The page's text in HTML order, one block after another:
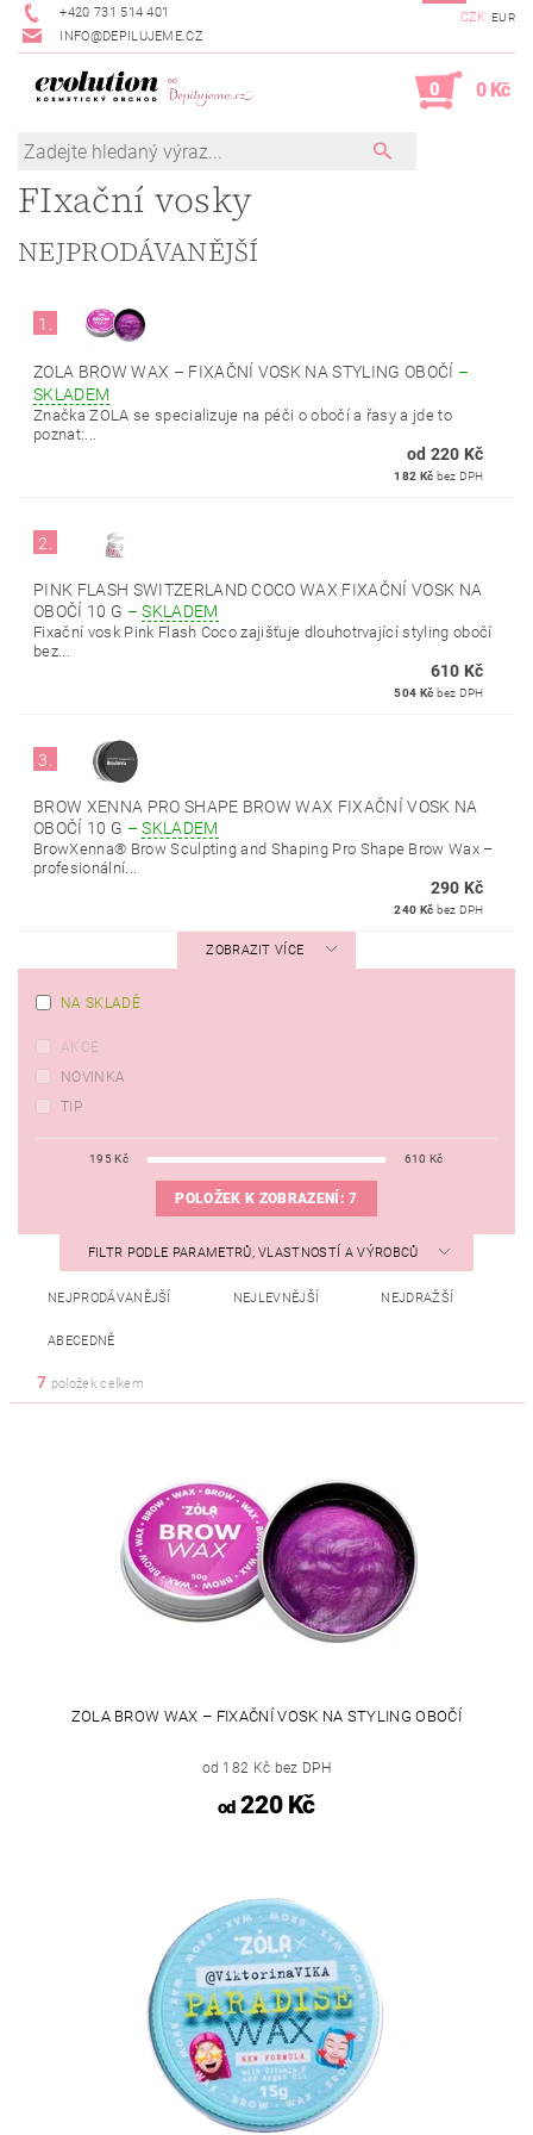
+420 731 514 401
INFO@DEPILUJEME.CZ
CZK EUR
0 0 Kč
FIxační vosky
NEJPRODÁVANĚJŠÍ
1.
ZOLA BROW WAX – FIXAČNÍ VOSK NA STYLING OBOČÍ –
SKLADEM
Značka ZOLA se specializuje na péči o obočí a řasy a jde to
poznat:...
od 220 Kč
182 Kč bez DPH
2.
PINK FLASH SWITZERLAND COCO WAX FIXAČNÍ VOSK NA
OBOČÍ 10 G –SKLADEM
Fixační vosk Pink Flash Coco zajišťuje dlouhotrvající styling obočí
bez...
610 Kč
504 Kč bez DPH
3.
BROW XENNA PRO SHAPE BROW WAX FIXAČNÍ VOSK NA
OBOČÍ 10 G –SKLADEM
BrowXenna® Brow Sculpting and Shaping Pro Shape Brow Wax –
profesionální...
290 Kč
240 Kč bez DPH
ZOBRAZIT VÍCE
NA SKLADĚ
AKCE
NOVINKA
TIP
195Kč 610 Kč
POLOŽEK K ZOBRAZENÍ:7
FILTR PODLE PARAMETRŮ, VLASTNOSTÍ A VÝROBCŮ
NEJPRODÁVANĚJŠÍ NEJLEVNĚJŠÍ NEJDRAŽŠÍ
ABECEDNĚ
7 položek celkem
ZOLA BROW WAX – FIXAČNÍ VOSK NA STYLING OBOČÍ
od 182 Kč bez DPH
od220 Kč